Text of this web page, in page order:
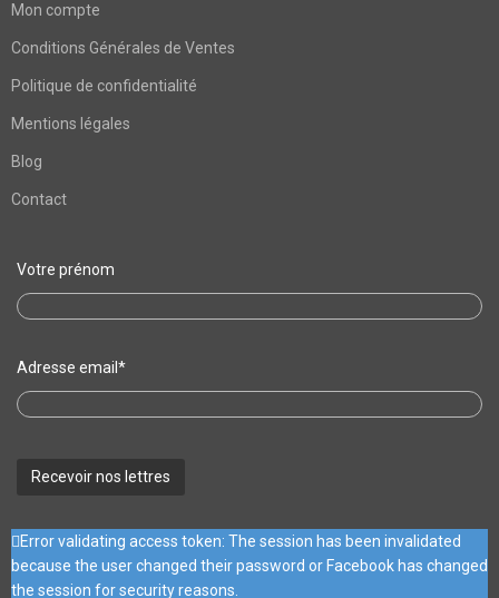
Mon compte
Conditions Générales de Ventes
Politique de confidentialité
Mentions légales
Blog
Contact
Votre prénom
Adresse email*
Error validating access token: The session has been invalidated
because the user changed their password or Facebook has changed
the session for security reasons.